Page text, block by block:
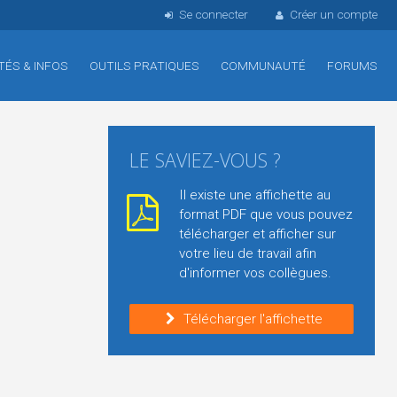
Se connecter Créer un compte
& INFOS OUTILS PRATIQUES COMMUNAUTÉ FORUMS
LE SAVIEZ-VOUS ?
Il existe une affichette au
format PDF que vous pouvez
télécharger et afficher sur
votre lieu de travail afin
d'informer vos collègues.
Télécharger l'affichette